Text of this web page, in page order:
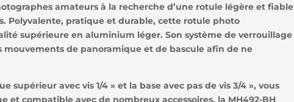
amateurs à la recherche d’une rotule légère et fiable
Polyvalente, pratique et durable, cette rotule photo
supérieure en aluminium léger. Son système de verrouillage
de panoramique et de bascule afin de ne
supérieur avec vis 1/4 » et la base avec pas de vis 3/4 », vous
compatible avec de nombreux accessoires, la MH492-BH